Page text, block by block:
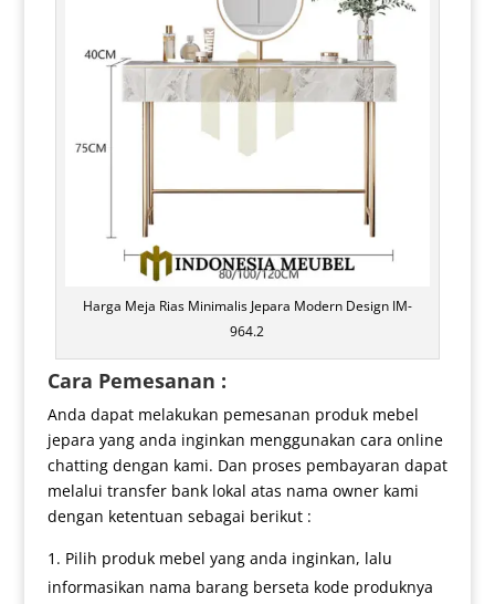
Harga Meja Rias Minimalis Jepara Modern Design IM-
964.2
Cara Pemesanan :
Anda dapat melakukan pemesanan produk mebel
jepara yang anda inginkan menggunakan cara online
chatting dengan kami. Dan proses pembayaran dapat
melalui transfer bank lokal atas nama owner kami
dengan ketentuan sebagai berikut :
Pilih produk mebel yang anda inginkan, lalu
informasikan nama barang berseta kode produknya